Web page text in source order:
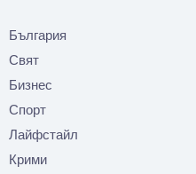
България
Свят
Бизнес
Спорт
Лайфстайл
Крими